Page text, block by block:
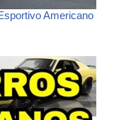
Americano